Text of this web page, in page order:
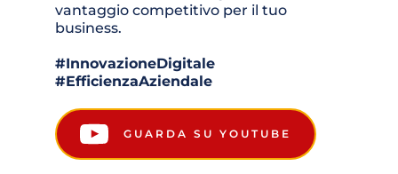
vantaggio competitivo per il tuo
business.
#InnovazioneDigitale
#EfficienzaAziendale
GUARDA SU YOUTUBE